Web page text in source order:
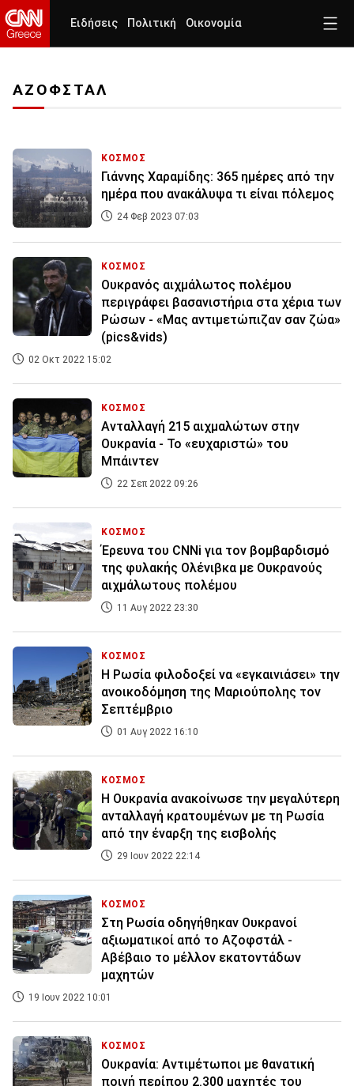
Ειδήσεις Πολιτική Οικονομία
ΑΖΟΦΣΤΑΛ
ΚΟΣΜΟΣ
Γιάννης Χαραμίδης: 365 ημέρες από την
ημέρα που ανακάλυψα τι είναι πόλεμος
24 Φεβ 2023 07:03
ΚΟΣΜΟΣ
Ουκρανός αιχμάλωτος πολέμου
περιγράφει βασανιστήρια στα χέρια των
Ρώσων - «Μας αντιμετώπιζαν σαν ζώα»
(pics&vids)
02 Οκτ 2022 15:02
ΚΟΣΜΟΣ
Ανταλλαγή 215 αιχμαλώτων στην
Ουκρανία - Το «ευχαριστώ» του
Μπάιντεν
22 Σεπ 2022 09:26
ΚΟΣΜΟΣ
Έρευνα του CNNi για τον βομβαρδισμό
της φυλακής Ολένιβκα με Ουκρανούς
αιχμάλωτους πολέμου
11 Αυγ 2022 23:30
ΚΟΣΜΟΣ
Η Ρωσία φιλοδοξεί να «εγκαινιάσει» την
ανοικοδόμηση της Μαριούπολης τον
Σεπτέμβριο
01 Αυγ 2022 16:10
ΚΟΣΜΟΣ
Η Ουκρανία ανακοίνωσε την μεγαλύτερη
ανταλλαγή κρατουμένων με τη Ρωσία
από την έναρξη της εισβολής
29 Ιουν 2022 22:14
ΚΟΣΜΟΣ
Στη Ρωσία οδηγήθηκαν Ουκρανοί
αξιωματικοί από το Αζοφστάλ -
Αβέβαιο το μέλλον εκατοντάδων
μαχητών
19 Ιουν 2022 10:01
ΚΟΣΜΟΣ
Ουκρανία: Αντιμέτωποι με θανατική
ποινή περίπου 2.300 μαχητές του